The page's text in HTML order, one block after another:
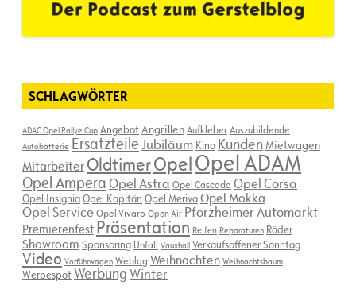
SCHLAGWÖRTER
ADAC Opel Rallye Cup AngebotAngrillenAufkleberAuszubildende
Autobatterie ErsatzteileJubiläum Kino KundenMietwagen
Mitarbeiter OldtimerOpelOpel ADAM
Opel AmperaOpel Astra Opel Cascada Opel Corsa
Opel InsigniaOpel Kapitän Opel MerivaOpel Mokka
Opel ServiceOpel Vivaro Open Air Pforzheimer Automarkt
Premierenfest Präsentation Reifen Reparaturen Räder
Showroom Sponsoring Unfall Vauxhall Verkaufsoffener Sonntag
Video Vorführwagen Weblog Weihnachten Weihnachtsbaum
WerbespotWerbungWinter